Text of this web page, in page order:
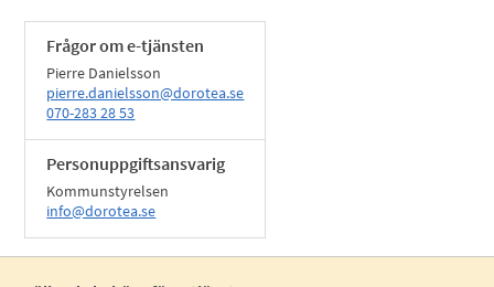
Frågor om e-tjänsten
Pierre Danielsson
pierre.danielsson@dorotea.se
070-283 28 53
Personuppgiftsansvarig
Kommunstyrelsen
info@dorotea.se